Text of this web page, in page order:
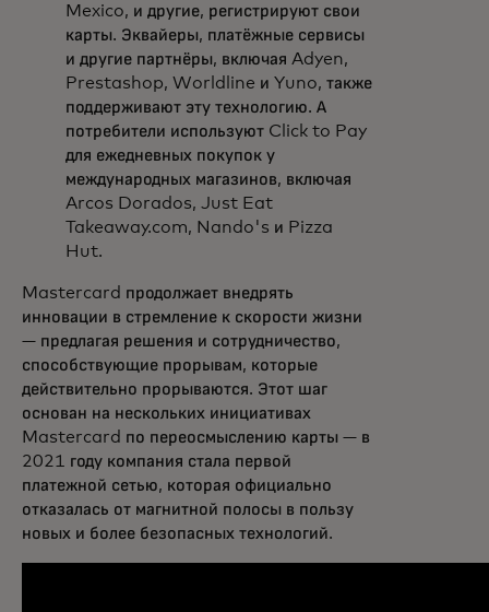
Mexico, и другие, регистрируют свои
карты. Эквайеры, платёжные сервисы
и другие партнёры, включая Adyen,
Prestashop, Worldline и Yuno, также
поддерживают эту технологию. А
потребители используют Click to Pay
для ежедневных покупок у
международных магазинов, включая
Arcos Dorados, Just Eat
Takeaway.com, Nando's и Pizza
Hut.
Mastercard продолжает внедрять
инновации в стремление к скорости жизни
— предлагая решения и сотрудничество,
способствующие прорывам, которые
действительно прорываются. Этот шаг
основан на нескольких инициативах
Mastercard по переосмыслению карты — в
2021 году компания стала первой
платежной сетью, которая официально
отказалась от магнитной полосы в пользу
новых и более безопасных технологий.